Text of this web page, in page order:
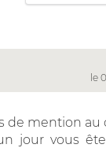
le
de mention au
jour vous